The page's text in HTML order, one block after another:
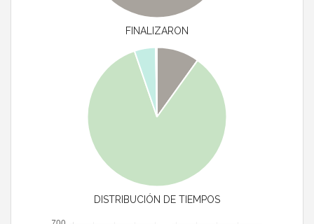
FINALIZARON
DISTRIBUCIÓN DE TIEMPOS